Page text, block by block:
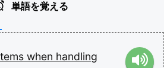
単語を覚える
when handling